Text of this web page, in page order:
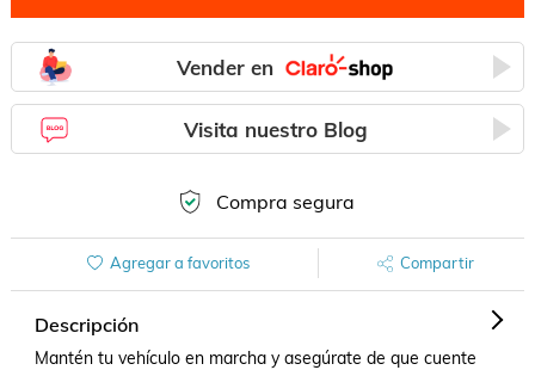
Vender en
Visita nuestro Blog
Compra segura
Agregar a favoritos Compartir
Descripción
Mantén tu vehículo en marcha y asegúrate de que cuente